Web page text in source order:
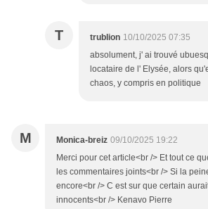
T trublion 10/10/2025 07:35
absolument, j' ai trouvé
locataire de l' Elysée, alors
chaos, y compris en politique
M Monica-breiz 09/10/2025 19:22
Merci pour cet article<br /> Et tout ce
les commentaires joints<br /> Si la
encore<br /> C est sur que certain
innocents<br /> Kenavo Pierre